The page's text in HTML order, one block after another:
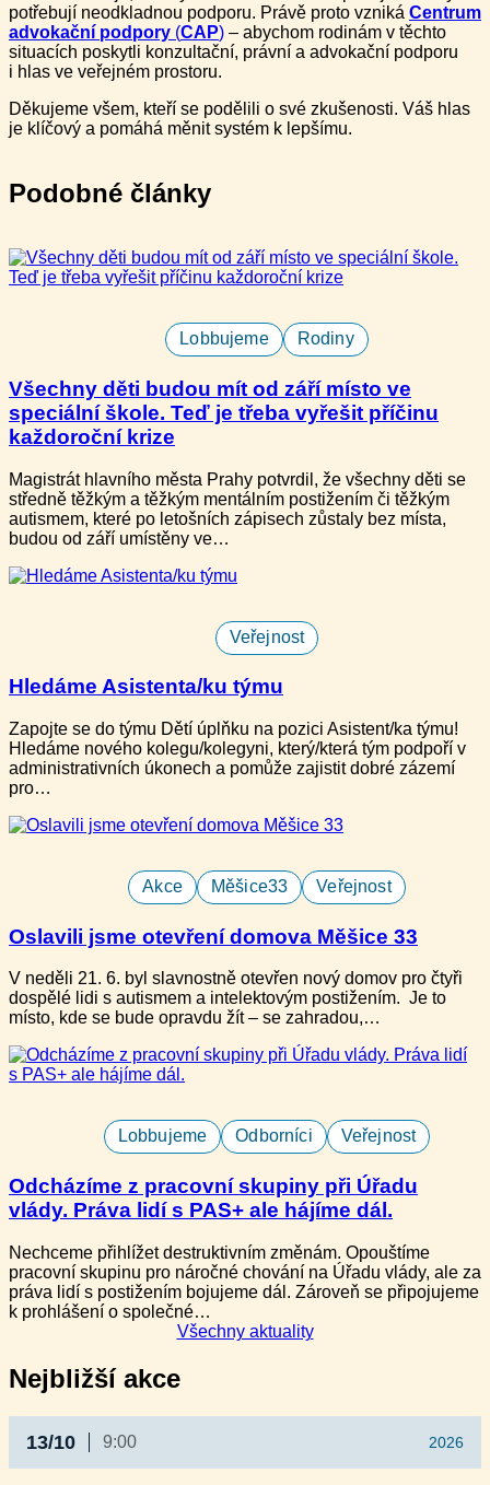
potřebují neodkladnou podporu. Právě proto vzniká Centrum
advokační podpory (CAP) – abychom rodinám v těchto
situacích poskytli konzultační, právní a advokační podporu
i hlas ve veřejném prostoru.
Děkujeme všem, kteří se podělili o své zkušenosti. Váš hlas
je klíčový a pomáhá měnit systém k lepšímu.
Podobné články
Lobbujeme Rodiny
Všechny děti budou mít od září místo ve
speciální škole. Teď je třeba vyřešit příčinu
každoroční krize​
Magistrát hlavního města Prahy potvrdil, že všechny děti​ se
středně těžkým a těžkým mentálním postižením či těžkým
autismem, které​ po letošních zápisech zůstaly bez místa,
budou od září umístěny ve…
Veřejnost
Hledáme Asistenta/ku týmu
Zapojte se do týmu Dětí úplňku na pozici Asistent/ka týmu!
Hledáme nového kolegu/kolegyni, který/která tým podpoří v
administrativních úkonech a pomůže zajistit dobré zázemí
pro…
Akce Měšice33 Veřejnost
Oslavili jsme otevření domova Měšice 33
V neděli ​21. 6. b​yl slavnostně otevře​n nový domov pro ​čtyři
dospělé lidi s autismem a intelektovým postižením​. Je to
místo, kde se bude opravdu žít – se zahradou,…
Lobbujeme Odborníci Veřejnost
Odcházíme z pracovní skupiny při Úřadu
vlády. Práva lidí s PAS+ ale hájíme dál.
Nechceme přihlížet destruktivním změnám. Opouštíme
pracovní skupinu pro náročné chování na Úřadu vlády, ale za
práva lidí s postižením bojujeme dál. Zároveň se připojujeme
k prohlášení o společné…
Všechny aktuality
Nejbližší akce
13/10 2026
9:00